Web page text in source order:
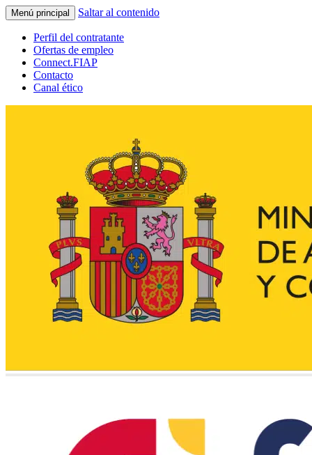
Menú principal Saltar al contenido
Perfil del contratante
Ofertas de empleo
Connect.FIAP
Contacto
Canal ético